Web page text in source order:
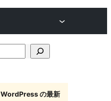
WordPress の最新